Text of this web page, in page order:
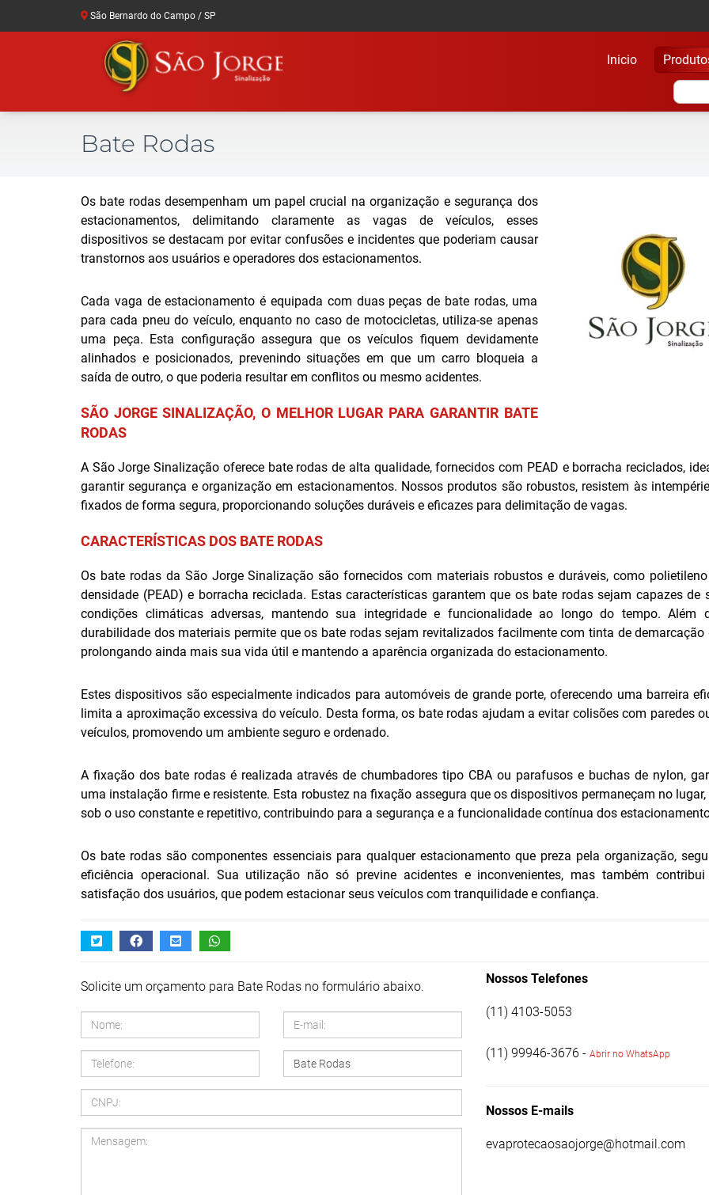
São Bernardo do Campo / SP
Inicio
Bate Rodas
Os bate rodas desempenham um papel crucial na organização e segurança dos
estacionamentos, delimitando claramente as vagas de veículos, esses
dispositivos se destacam por evitar confusões e incidentes que poderiam causar
transtornos aos usuários e operadores dos estacionamentos.
Cada vaga de estacionamento é equipada com duas peças de bate rodas, uma
para cada pneu do veículo, enquanto no caso de motocicletas, utiliza-se apenas
uma peça. Esta configuração assegura que os veículos fiquem devidamente
alinhados e posicionados, prevenindo situações em que um carro bloqueia a
saída de outro, o que poderia resultar em conflitos ou mesmo acidentes.
SÃO JORGE SINALIZAÇÃO, O MELHOR LUGAR PARA GARANTIR BATE
RODAS
A São Jorge Sinalização oferece bate rodas de alta qualidade, fornecidos com PEAD e borracha reciclados,
garantir segurança e organização em estacionamentos. Nossos produtos são robustos, resistem às
fixados de forma segura, proporcionando soluções duráveis e eficazes para delimitação de vagas.
CARACTERÍSTICAS DOS BATE RODAS
Os bate rodas da São Jorge Sinalização são fornecidos com materiais robustos e duráveis, como
densidade (PEAD) e borracha reciclada. Estas características garantem que os bate rodas sejam capazes de
condições climáticas adversas, mantendo sua integridade e funcionalidade ao longo do tempo. Além
durabilidade dos materiais permite que os bate rodas sejam revitalizados facilmente com tinta de demarcação
prolongando ainda mais sua vida útil e mantendo a aparência organizada do estacionamento.
Estes dispositivos são especialmente indicados para automóveis de grande porte, oferecendo uma barreira
limita a aproximação excessiva do veículo. Desta forma, os bate rodas ajudam a evitar colisões com paredes
veículos, promovendo um ambiente seguro e ordenado.
A fixação dos bate rodas é realizada através de chumbadores tipo CBA ou parafusos e buchas de nylon,
uma instalação firme e resistente. Esta robustez na fixação assegura que os dispositivos permaneçam no
sob o uso constante e repetitivo, contribuindo para a segurança e a funcionalidade contínua dos
Os bate rodas são componentes essenciais para qualquer estacionamento que preza pela organização,
eficiência operacional. Sua utilização não só previne acidentes e inconvenientes, mas também
satisfação dos usuários, que podem estacionar seus veículos com tranquilidade e confiança.
Solicite um orçamento para Bate Rodas no formulário abaixo.
Nossos Telefones
(11) 4103-5053
(11) 99946-3676 - Abrir no WhatsApp
Nossos E-mails
evaprotecaosaojorge@hotmail.com